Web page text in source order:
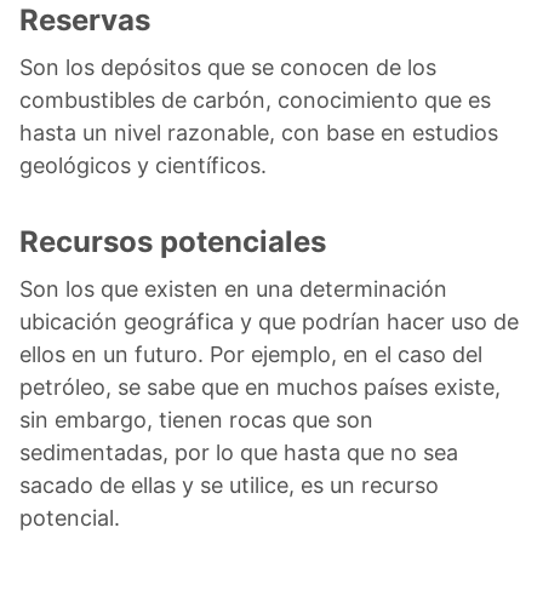
Reservas
Son los depósitos que se conocen de los
combustibles de carbón, conocimiento que es
hasta un nivel razonable, con base en estudios
geológicos y científicos.
Recursos potenciales
Son los que existen en una determinación
ubicación geográfica y que podrían hacer uso de
ellos en un futuro. Por ejemplo, en el caso del
petróleo, se sabe que en muchos países existe,
sin embargo, tienen rocas que son
sedimentadas, por lo que hasta que no sea
sacado de ellas y se utilice, es un recurso
potencial.